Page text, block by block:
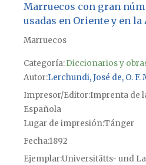
Marruecos con gran
usadas en Oriente y en
Marruecos
Categoría:Diccionarios y
Autor Lerchundi, José de, O. F.
Impresor/Editor Imprenta de
Española
Lugar de impresiónTánger
Fecha1892
Ejemplar Universitätts- und